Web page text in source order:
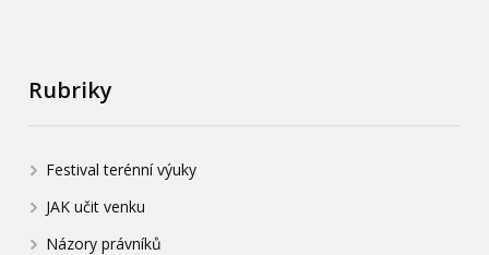
Rubriky
Festival terénní výuky
JAK učit venku
Názory právníků